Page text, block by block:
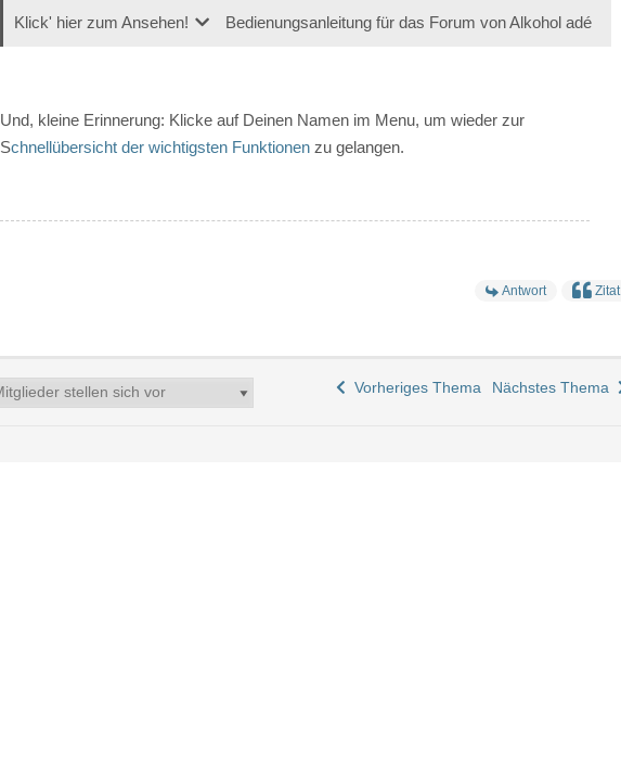
Klick' hier zum Ansehen! Bedienungsanleitung für das Forum von Alkohol adé
Und, kleine Erinnerung: Klicke auf Deinen Namen im Menu, um wieder zur
Schnellübersicht der wichtigsten Funktionen zu gelangen.
Antwort Zitat
Vorheriges Thema Nächstes Thema